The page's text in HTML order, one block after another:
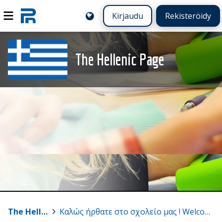
Kirjaudu Rekisteröidy
The Hellenic Page
The Hellenic Page > Καλώς ήρθατε στο σχολείο μας ! Welcome to our school!